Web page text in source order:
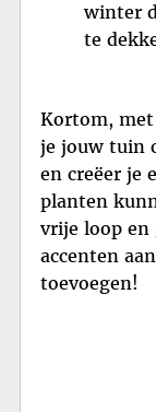
winter
te
Kortom,
je jouw tuin
en creëer je
planten
vrije loop en
accenten
toevoegen!